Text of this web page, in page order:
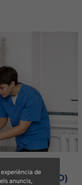
(ACPRO)
de
anuncis,